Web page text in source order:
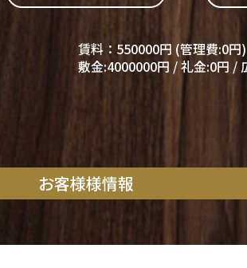
賃料：550000円 (管理費:0円)
敷金:4000000円 / 礼金:0円 /
お客様様情報